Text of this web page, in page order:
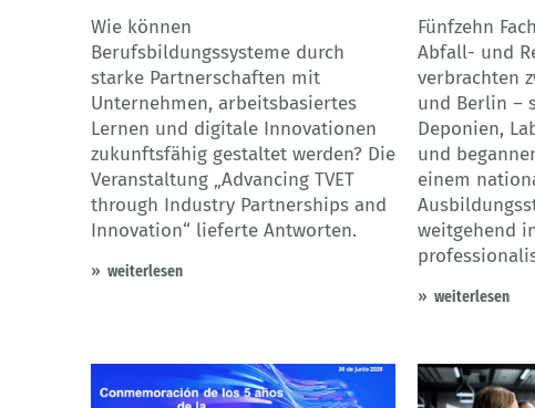
Wie können
Berufsbildungssysteme durch
starke Partnerschaften mit
Unternehmen, arbeitsbasiertes
Lernen und digitale Innovationen
zukunftsfähig gestaltet werden? Die
Veranstaltung „Advancing TVET
through Industry Partnerships and
Innovation“ lieferte Antworten.
weiterlesen
Fünfzehn
Abfall- und
verbrachten
und Berlin –
Deponien,
und
einem
weitgehend
weiterlesen